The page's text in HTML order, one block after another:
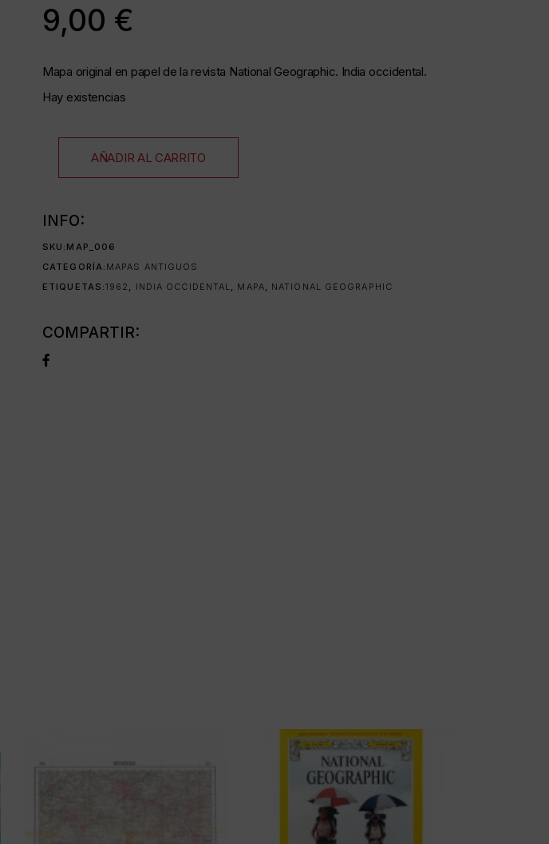
9,00 €
Mapa original en papel de la revista National Geographic. India occidental.
Hay existencias
AÑADIR AL CARRITO
INFO:
SKU: MAP_006
CATEGORÍA: MAPAS ANTIGUOS
ETIQUETAS:1962 , INDIA OCCIDENTAL, MAPA, NATIONAL GEOGRAPHIC
COMPARTIR: